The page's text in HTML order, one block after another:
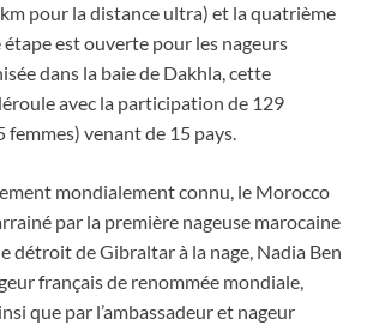
pour la distance ultra) et la quatrième
étape est ouverte pour les nageurs
dans la baie de Dakhla, cette
avec la participation de 129
femmes) venant de 15 pays.
mondialement connu, le Morocco
par la première nageuse marocaine
détroit de Gibraltar à la nage, Nadia Ben
français de renommée mondiale,
que par l’ambassadeur et nageur